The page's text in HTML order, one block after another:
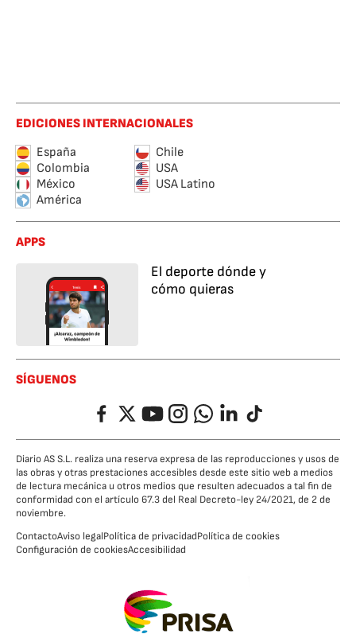
EDICIONES INTERNACIONALES
España
Chile
Colombia
USA
México
USA Latino
América
APPS
El deporte dónde y
cómo quieras
SÍGUENOS
FacebookTwitterYouTubeInstagramWhatsappLinkedIn
TikTok
Diario AS S.L. realiza una reserva expresa de las reproducciones y usos de
las obras y otras prestaciones accesibles desde este sitio web a medios
de lectura mecánica u otros medios que resulten adecuados a tal fin de
conformidad con el artículo 67.3 del Real Decreto-ley 24/2021, de 2 de
noviembre.
ContactoAviso legalPolítica de privacidadPolítica de cookies
Configuración de cookiesAccesibilidad